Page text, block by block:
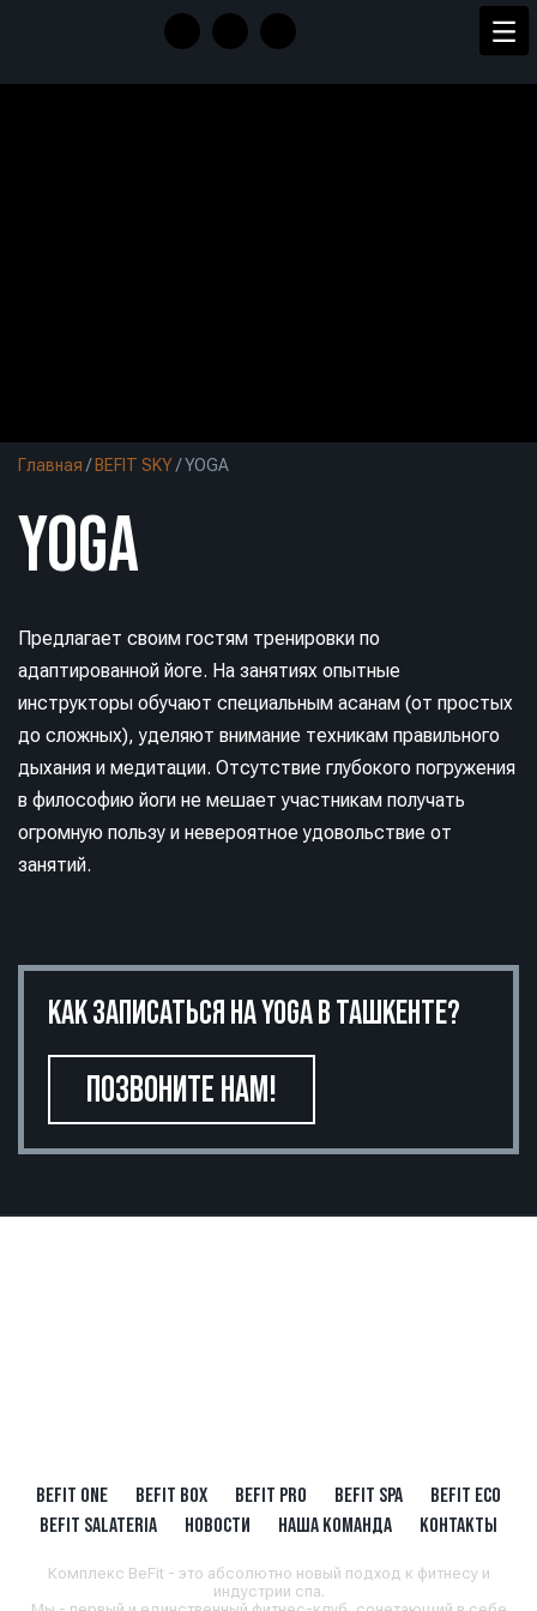
Главная / BEFIT SKY/YOGA
YOGA
Предлагает своим гостям тренировки по
адаптированной йоге. На занятиях опытные
инструкторы обучают специальным асанам (от простых
до сложных), уделяют внимание техникам правильного
дыхания и медитации. Отсутствие глубокого погружения
в философию йоги не мешает участникам получать
огромную пользу и невероятное удовольствие от
занятий.
КАК ЗАПИСАТЬСЯ НА YOGA В ТАШКЕНТЕ?
ПОЗВОНИТЕ НАМ!
BEFIT ONE BEFIT BOX BEFIT PRO BEFIT SPA
BEFIT ECO
BEFIT SALATERIA
НОВОСТИ НАША КОМАНДА КОНТАКТЫ
Комплекс BeFit - это абсолютно новый подход к фитнесу и
индустрии спа.